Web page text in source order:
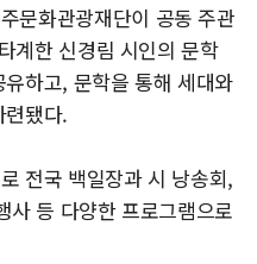
문화관광재단이 공동 주관
계한 신경림 시인의 문학
하고, 문학을 통해 세대와
됐다.
전국 백일장과 시 낭송회,
사 등 다양한 프로그램으로